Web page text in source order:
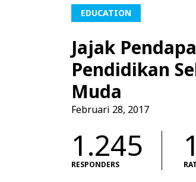
EDUCATION
Jajak
Pendidikan
Muda
Februari 28, 2017
1.245
RESPONDERS